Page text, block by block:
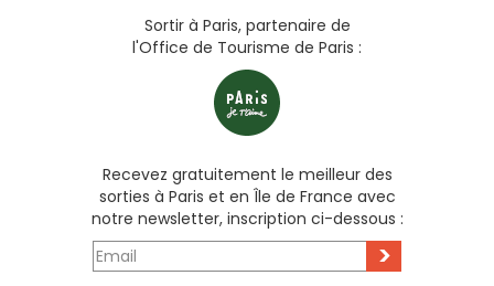
Sortir à Paris, partenaire de
l'Office de Tourisme de Paris :
Recevez gratuitement le meilleur des
sorties à Paris et en Île de France avec
notre newsletter, inscription ci-dessous :
>